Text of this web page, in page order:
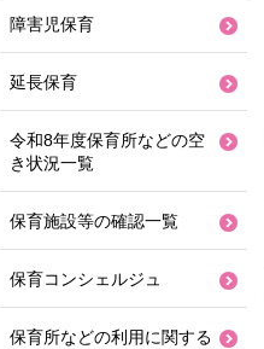
障害児保育
延長保育
令和8年度保育所などの空
き状況一覧
保育施設等の確認一覧
保育コンシェルジュ
保育所などの利用に関する